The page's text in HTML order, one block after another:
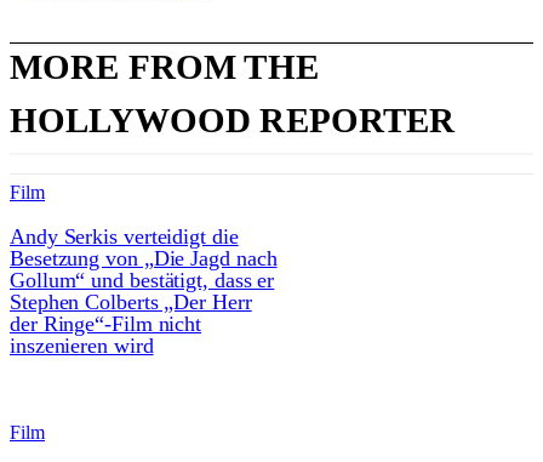
MORE FROM THE
HOLLYWOOD REPORTER
Film
Andy Serkis verteidigt die
Besetzung von „Die Jagd nach
Gollum“ und bestätigt, dass er
Stephen Colberts „Der Herr
der Ringe“-Film nicht
inszenieren wird
Film